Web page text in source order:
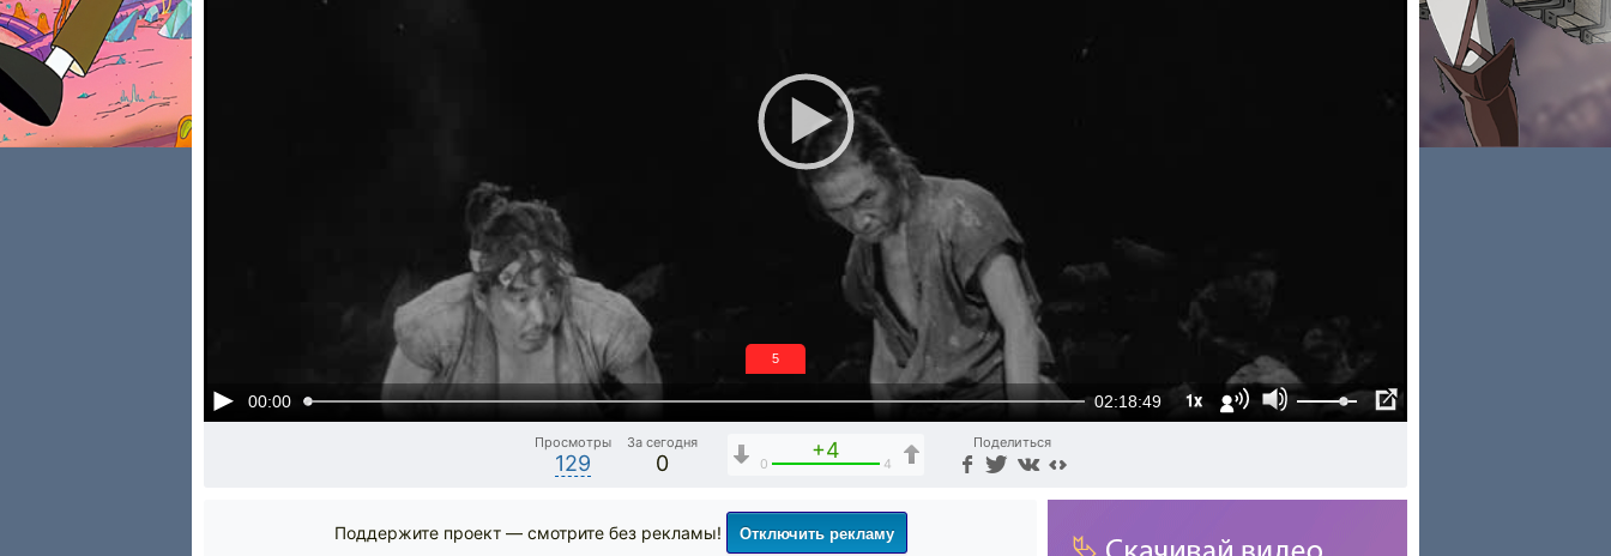
00:00 02:18:49 1x
5
Просмотры
129
За сегодня
0
+4
0 4
Поделиться
Поддержите проект — смотрите без рекламы! Отключить рекламу